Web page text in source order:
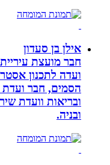
אילן בן סעדון
חבר מועצת עיריית
ועדה לתכנון
הסמים, חבר ועדת
ובריאות וועדת
ובניה.